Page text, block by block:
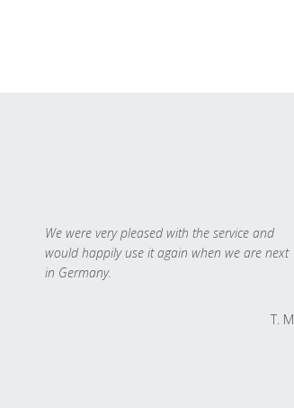
We were very pleased with the service and
would happily use it again when we are next
in Germany.
T. M.